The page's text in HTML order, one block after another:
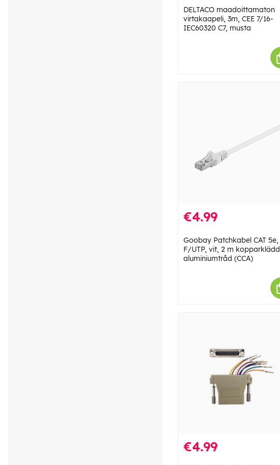
DELTACO maadoittamaton
virtakaapeli, 3m, CEE 7/16-
IEC60320 C7, musta
€4.99
Goobay Patchkabel CAT 5e,
F/UTP, vit, 2 m kopparklädd
aluminiumtråd (CCA)
€4.99